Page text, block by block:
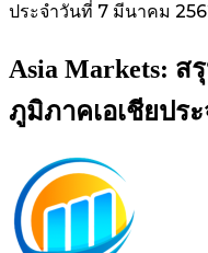
ประจำวันที่ 7 มีนาคม
Asia Markets:
ภูมิภาคเอเชียปร